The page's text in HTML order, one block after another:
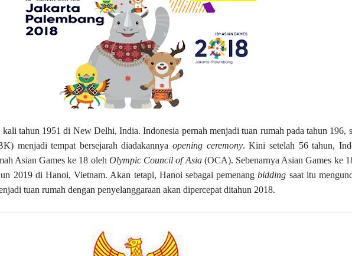
kali tahun 1951 di New Delhi, India. Indonesia pernah menjadi tuan rumah pada tahun 196,
menjadi tempat bersejarah diadakannyaopening ceremony. Kini setelah 56 tahun,
Asian Games ke 18 oleh Olympic Council of Asia(OCA). Sebenarnya Asian Games ke
2019 di Hanoi, Vietnam. Akan tetapi, Hanoi sebagai pemenangbidding saat itu
tuan rumah dengan penyelanggaraan akan dipercepat ditahun 2018.